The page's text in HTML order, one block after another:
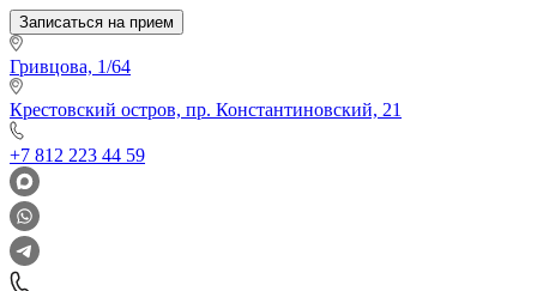
Записаться на прием
Гривцова, 1/64
Крестовский остров, пр. Константиновский, 21
+7 812 223 44 59